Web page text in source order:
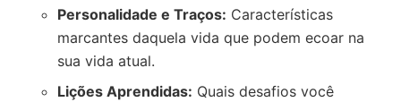
Personalidade e Traços: Características
marcantes daquela vida que podem ecoar na
sua vida atual.
Lições Aprendidas: Quais desafios você